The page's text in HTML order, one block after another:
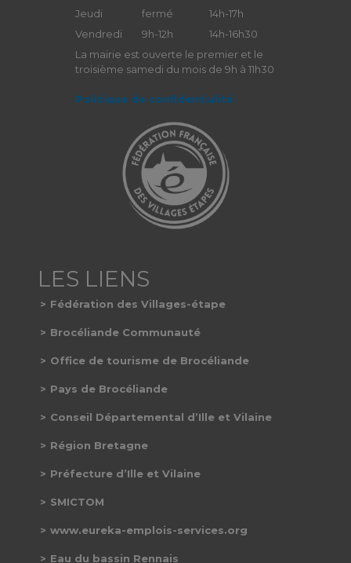
Jeudi
fermé
14h-17h
Vendredi
9h-12h
14h-16h30
La mairie est ouverte le premier et le
troisième samedi du mois de 9h à 11h30
Politique de confidentialité
Fédération des Villages-étape
Brocéliande Communauté
Office de tourisme de Brocéliande
Pays de Brocéliande
Conseil Départemental d’Ille et Vilaine
Région Bretagne
Préfecture d’Ille et Vilaine
SMICTOM
www.eureka-emplois-services.org
Eau du bassin Rennais